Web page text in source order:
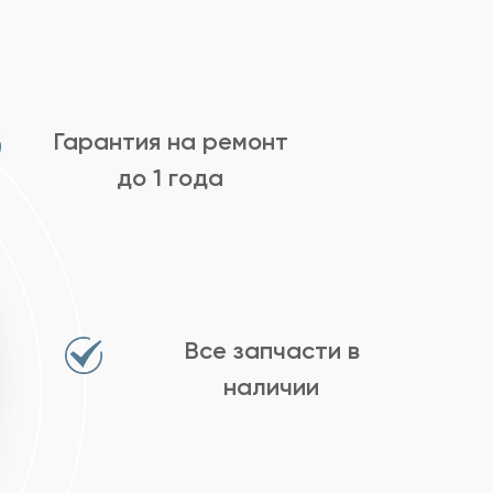
Гарантия на ремонт
до 1 года
Все запчасти в
наличии